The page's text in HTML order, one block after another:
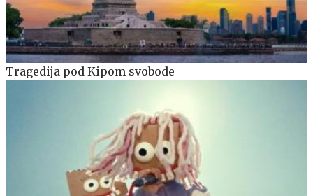
Tragedija pod Kipom svobode